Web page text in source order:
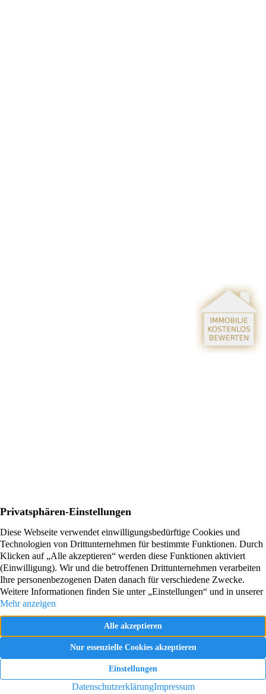
Termin vereinbaren
Vereinbaren Sie jetzt ein unverbindliches